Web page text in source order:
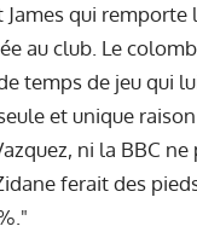
James qui
au club. Le
temps de jeu qui
et unique
ni la BBC
ferait des